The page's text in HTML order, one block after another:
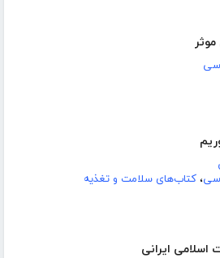
، کتاب‌های سلامت و تغذیه
اسلامی ایرانی